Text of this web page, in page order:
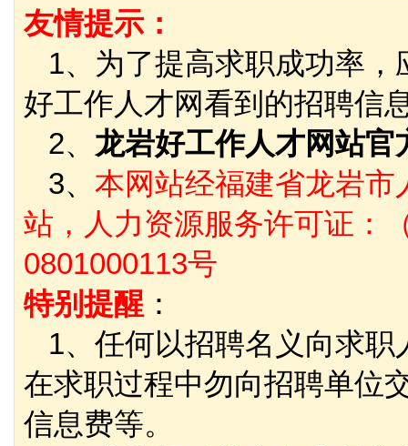
友情提示：
1、为了提高求职成功率，
好工作人才网看到的招聘信
2、 龙岩好工作人才网站
3、 本网站经福建省龙岩
站，人力资源服务许可证：
0801000113号
特别提醒 ：
1、任何以招聘名义向求职
在求职过程中勿向招聘单位
信息费等。